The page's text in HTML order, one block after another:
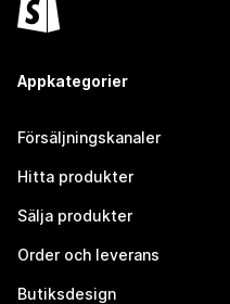
Appkategorier
Försäljningskanaler
Hitta produkter
Sälja produkter
Order och leverans
Butiksdesign